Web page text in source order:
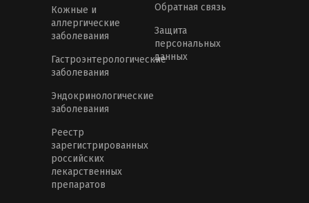
Кожные и
аллергические
заболевания
Гастроэнтерологические
заболевания
Эндокринологические
заболевания
Реестр
зарегистрированных
российских
лекарственных
препаратов
Обратная связь
Защита
персональных
данных